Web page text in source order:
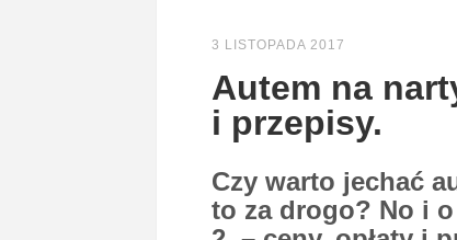
3 LISTOPADA 2017
Autem na
i przepisy.
Czy warto jechać
to za drogo? No i